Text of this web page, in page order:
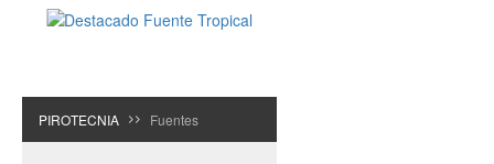
PIROTECNIA >> Fuentes